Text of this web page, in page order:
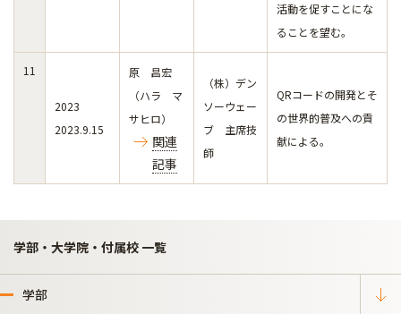
活動を促すことにな
ることを望む。
11
2023
2023.9.15
原 昌宏
（ハラ マ
サヒロ）
関連
記事
（株）デン
ソーウェー
ブ 主席技
師
QRコードの開発とそ
の世界的普及への貢
献による。
学部・大学院・付属校 一覧
学部